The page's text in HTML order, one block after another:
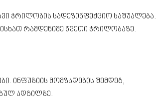
ჭრილობის სადეზინფექციო საშუალება.
რამდენიმე წვეთი ჭრილობაზე.
ინფუზიის მომზადების შემდეგ,
ადგილზე.